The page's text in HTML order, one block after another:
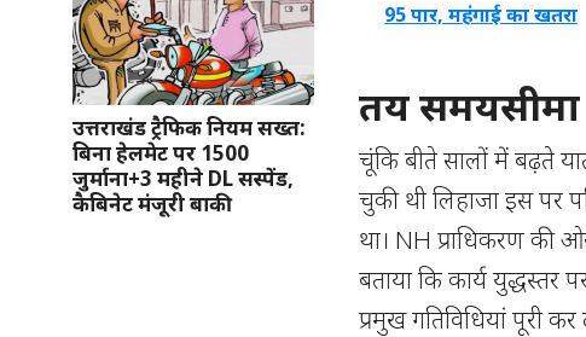
उत्तराखंड ट्रैफिक नियम सख्त:
बिना हेलमेट पर 1500
जुर्माना+3 महीने DL सस्पेंड,
कैबिनेट मंजूरी बाकी
95 पार, महंगाई का खतरा
तय
चूंकि बीते सालों में बढ़ते
चुकी थी लिहाजा इस पर
था। NH प्राधिकरण की
बताया कि कार्य
प्रमुख गतिविधियां पूरी